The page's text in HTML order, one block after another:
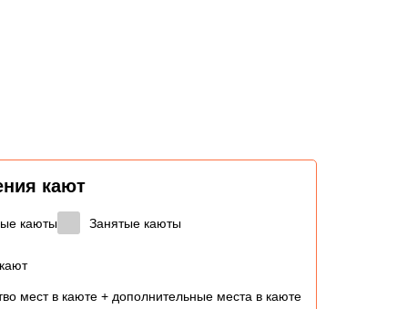
кают
каюты Занятые каюты
мест в каюте + дополнительные места в каюте